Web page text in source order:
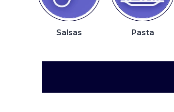
Salsas Pasta